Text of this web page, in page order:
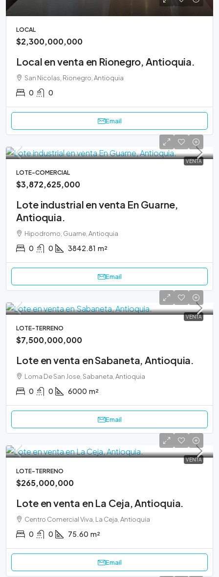
LOCAL
$2,300,000,000
Local en venta en Rionegro, Antioquia.
San Nicolas, Rionegro, Antioquia
0 0
Email
VENTA
LOTE-COMERCIAL
$3,872,625,000
Lote industrial en venta En Guarne,
Antioquia.
Hipodromo, Guarne, Antioquia
0 0 3842.81 m²
Email
VENTA
LOTE-TERRENO
$7,500,000,000
Lote en venta en Sabaneta, Antioquia.
Loma De San Jose, Sabaneta, Antioquia
0 0 6000 m²
Email
VENTA
LOTE-TERRENO
$265,000,000
Lote en venta en La Ceja, Antioquia.
Centro Comercial Viva, La Ceja, Antioquia
0 0 75.60 m²
Email